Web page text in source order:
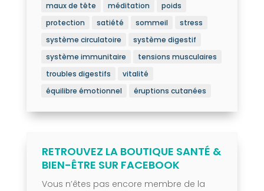
maux de tête
méditation
poids
protection
satiété sommeil
stress
système circulatoire
système digestif
système immunitaire
tensions musculaires
troubles digestifs
vitalité
équilibre émotionnel
éruptions cutanées
RETROUVEZ LA BOUTIQUE SANTÉ &
BIEN-ÊTRE SUR FACEBOOK
Vous n’êtes pas encore membre de la